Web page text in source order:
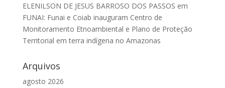
ELENILSON DE JESUS BARROSO DOS PASSOS em
FUNAI: Funai e Coiab inauguram Centro de
Monitoramento Etnoambiental e Plano de Proteção
Territorial em terra indígena no Amazonas
Arquivos
agosto 2026